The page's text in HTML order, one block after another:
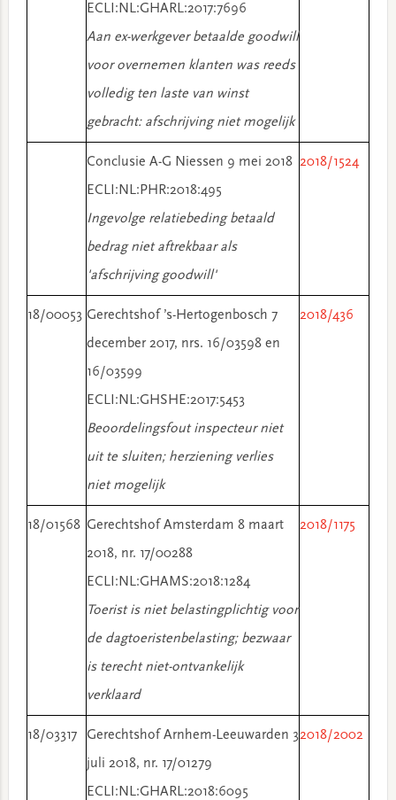
ECLI:NL:GHARL:2017:7696
Aan ex-werkgever betaalde goodwill
voor overnemen klanten was reeds
volledig ten laste van winst
gebracht: afschrijving niet mogelijk
Conclusie A-G Niessen 9 mei 2018
ECLI:NL:PHR:2018:495
Ingevolge relatiebeding betaald
bedrag niet aftrekbaar als
'afschrijving goodwill'
2018/1524
18/00053 Gerechtshof ’s-Hertogenbosch 7
december 2017, nrs. 16/03598 en
16/03599
ECLI:NL:GHSHE:2017:5453
Beoordelingsfout inspecteur niet
uit te sluiten; herziening verlies
niet mogelijk
2018/436
18/01568 Gerechtshof Amsterdam 8 maart
2018, nr. 17/00288
ECLI:NL:GHAMS:2018:1284
Toerist is niet belastingplichtig voor
de dagtoeristenbelasting; bezwaar
is terecht niet-ontvankelijk
verklaard
2018/1175
18/03317
Gerechtshof Arnhem-Leeuwarden 3
juli 2018, nr. 17/01279
ECLI:NL:GHARL:2018:6095
2018/2002